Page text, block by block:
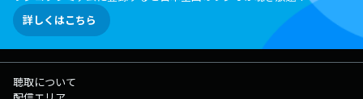
詳しくはこちら
聴取について